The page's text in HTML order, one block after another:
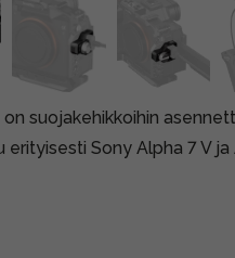
suojakehikkoihin
Sony Alpha 7 V ja